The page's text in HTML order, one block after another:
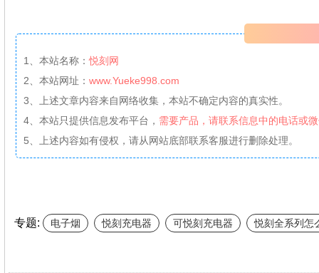
1、本站名称：悦刻网
2、本站网址： www.Yueke998.com
3、上述文章内容来自网络收集，本站不确定内容的真实性。
4、本站只提供信息发布平台， 需要产品，请联系信息中的电话或
5、上述内容如有侵权，请从网站底部联系客服进行删除处理。
专题: 电子烟 悦刻充电器 可悦刻充电器 悦刻全系列怎